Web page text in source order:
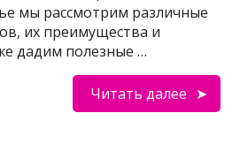
мы рассмотрим различные
их преимущества и
дадим полезные …
Читать далее